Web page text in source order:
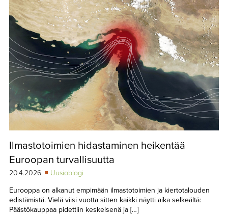
Ilmastotoimien hidastaminen heikentää
Euroopan turvallisuutta
20.4.2026
Uusioblogi
Eurooppa on alkanut empimään ilmastotoimien ja kiertotalouden
edistämistä. Vielä viisi vuotta sitten kaikki näytti aika selkeältä:
Päästökauppaa pidettiin keskeisenä ja […]